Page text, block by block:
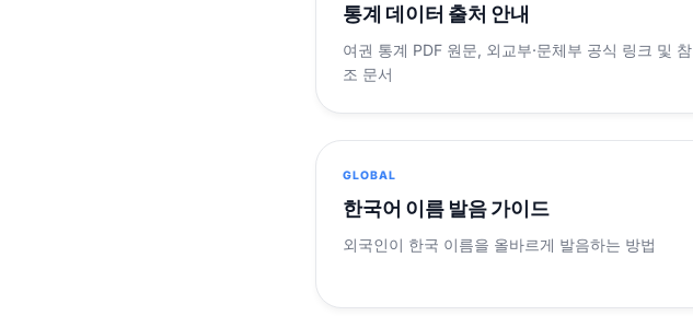
통계 데이터 출처 안내
여권 통계 PDF 원문, 외교부·문체부 공식 링크 및 참
조 문서
GLOBAL
한국어 이름 발음 가이드
외국인이 한국 이름을 올바르게 발음하는 방법